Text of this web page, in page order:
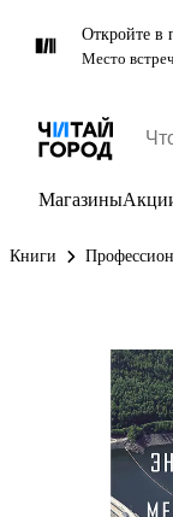
Откройте в
Место
Магазины
Книги